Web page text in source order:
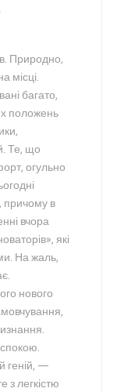
Природно,
місці.
багато,
положень
Те, що
огульно
причому в
вчора
які
На жаль,
нового
геній, —
з легкістю